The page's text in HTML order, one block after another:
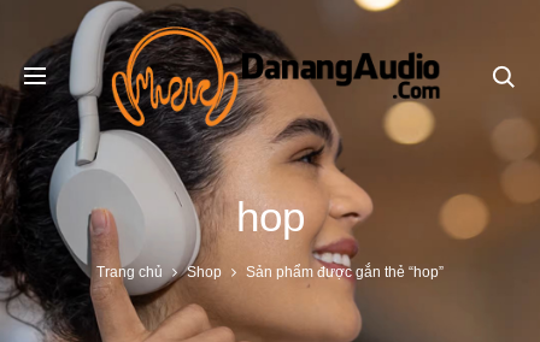
hop
Trang chủ Shop Sản phẩm được gắn thẻ “hop”